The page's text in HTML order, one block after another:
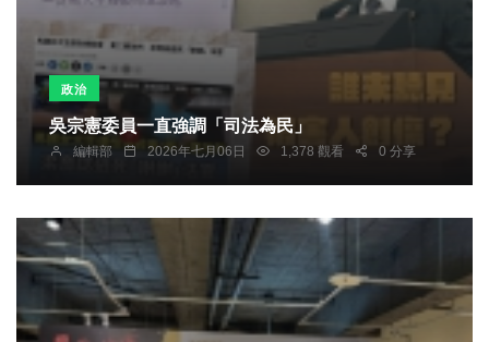
政治
吳宗憲委員一直強調「司法為民」
編輯部 2026年七月06日 1,378 觀看 0 分享